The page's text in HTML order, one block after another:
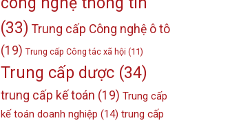
(33) Trung cấp Công nghệ ô tô
(19) Trung cấp Công tác xã hội (11)
Trung cấp dược (34)
trung cấp kế toán (19) Trung cấp
kế toán doanh nghiệp (14) trung cấp